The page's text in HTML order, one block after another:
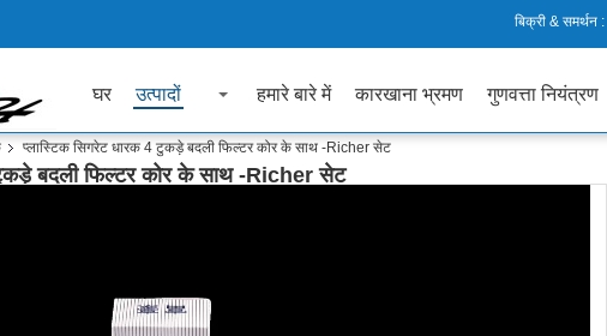
बिक्री & समर्थन :
घर उत्पादों हमारे बारे में कारखाना भ्रमण गुणवत्ता नियंत्रण
प्लास्टिक सिगरेट धारक 4 टुकड़े बदली फिल्टर कोर के साथ -Richer सेट
बदली फिल्टर कोर के साथ -Richer सेट